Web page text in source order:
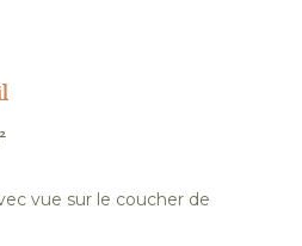
vue sur le coucher de